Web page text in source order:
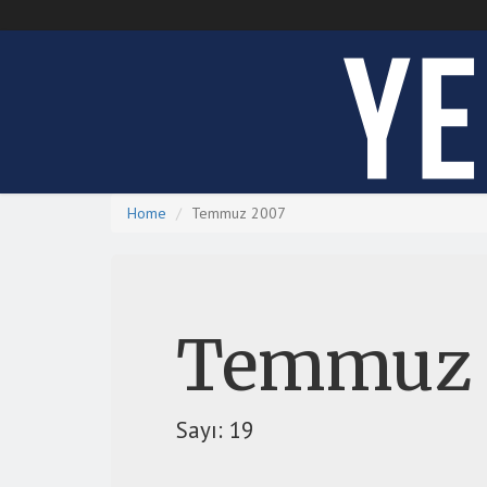
Home Temmuz 2007
Temmuz
Sayı: 19